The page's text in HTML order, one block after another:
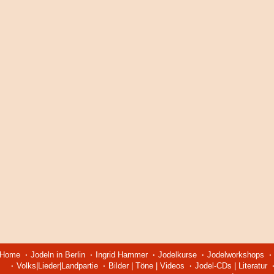
Home Jodeln in Berlin Ingrid Hammer Jodelkurse Jodelworkshops
Volks|Lieder|Landpartie
Bilder | Töne | Videos Jodel-CDs | Literatur